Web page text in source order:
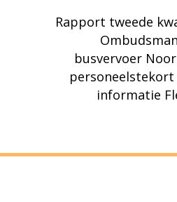
Rapport tweede
busvervoer
informatie